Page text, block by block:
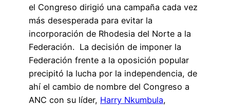
el Congreso dirigió una campaña cada vez
más desesperada para evitar la
incorporación de Rhodesia del Norte a la
Federación. La decisión de imponer la
Federación frente a la oposición popular
precipitó la lucha por la independencia, de
ahí el cambio de nombre del Congreso a
ANC con su líder, Harry Nkumbula,